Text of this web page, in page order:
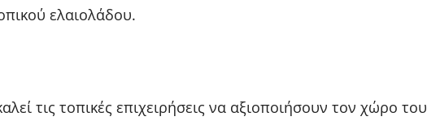
ελαιολάδου.
τις τοπικές επιχειρήσεις να αξιοποιήσουν τον χώρο του